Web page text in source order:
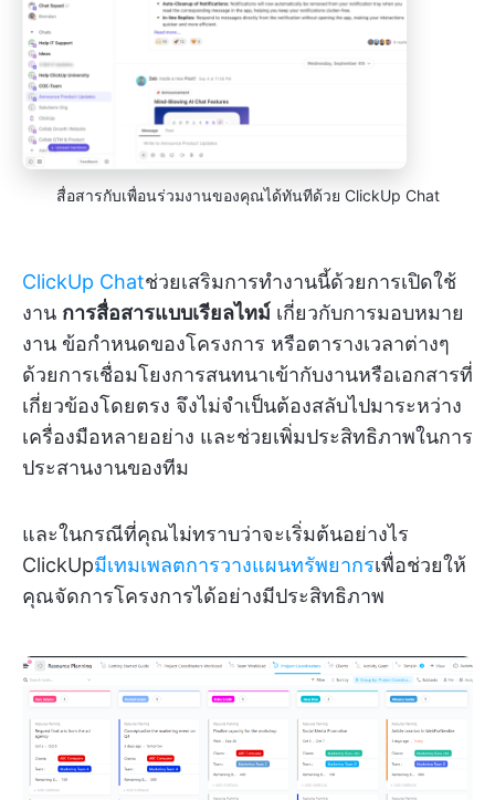
สื่อสารกับเพื่อนร่วมงานของคุณได้ทันทีด้วย ClickUp Chat
ClickUp Chatช่วยเสริมการทำงานนี้ด้วยการเปิดใช้
งาน การสื่อสารแบบเรียลไทม์ เกี่ยวกับการมอบหมาย
งาน ข้อกำหนดของโครงการ หรือตารางเวลาต่างๆ
ด้วยการเชื่อมโยงการสนทนาเข้ากับงานหรือเอกสารที่
เกี่ยวข้องโดยตรง จึงไม่จำเป็นต้องสลับไปมาระหว่าง
เครื่องมือหลายอย่าง และช่วยเพิ่มประสิทธิภาพในการ
ประสานงานของทีม
และในกรณีที่คุณไม่ทราบว่าจะเริ่มต้นอย่างไร
ClickUpมีเทมเพลตการวางแผนทรัพยากรเพื่อช่วยให้
คุณจัดการโครงการได้อย่างมีประสิทธิภาพ